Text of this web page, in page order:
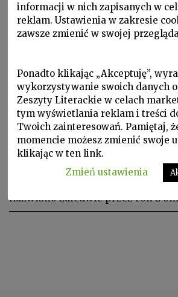
Portrety nowoczesności, W Zeszytach,
FRANÇOIS MASPERO,
Gerda Taro (niekiedy Gerta Taro)
nazwisko zaledwie przez rok z
informacji w nich zapisanych w
reklam. Ustawienia w zakresie
zawsze zmienić w swojej
Ponadto klikając „Akceptuję”,
wykorzystywanie swoich danych
Zeszyty Literackie w celach
tym wyświetlania reklam i treści
Twoich zainteresowań. Pamiętaj,
momencie możesz zmienić swoje
klikając w ten link.
Zmień ustawienia